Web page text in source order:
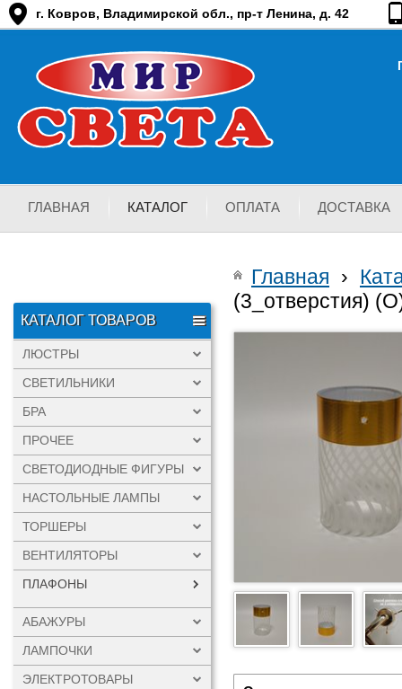
г. Ковров, Владимирской обл., пр-т Ленина, д. 42
ГЛАВНАЯ КАТАЛОГ ОПЛАТА ДОСТАВКА
КАТАЛОГ ТОВАРОВ
ЛЮСТРЫ
СВЕТИЛЬНИКИ
БРА
ПРОЧЕЕ
СВЕТОДИОДНЫЕ ФИГУРЫ
НАСТОЛЬНЫЕ ЛАМПЫ
ТОРШЕРЫ
ВЕНТИЛЯТОРЫ
ПЛАФОНЫ
АБАЖУРЫ
ЛАМПОЧКИ
ЭЛЕКТРОТОВАРЫ
Главная ›
(3_отверстия)